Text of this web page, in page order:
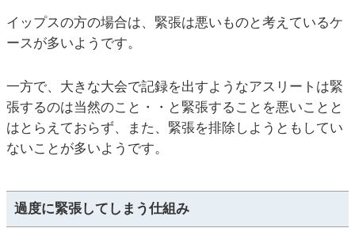
イップスの方の場合は、緊張は悪いものと考えているケ
ースが多いようです。
一方で、大きな大会で記録を出すようなアスリートは緊
張するのは当然のこと・・と緊張することを悪いことと
はとらえておらず、また、緊張を排除しようともしてい
ないことが多いようです。
過度に緊張してしまう仕組み